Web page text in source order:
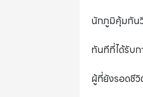
นักภูมิคุ้มกัน
ทันทีที่ได้รับก
ผู้ที่ยังรอดชีวิ